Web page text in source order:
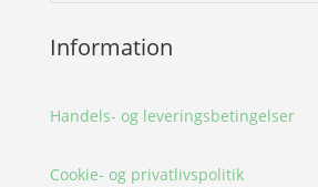
Information
Handels- og leveringsbetingelser
Cookie- og privatlivspolitik